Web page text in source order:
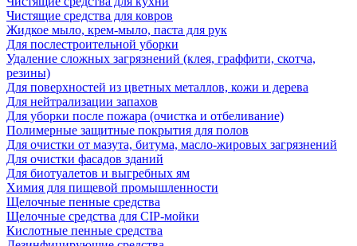
Чистящие средства для ковров
Жидкое мыло, крем-мыло, паста для рук
Для послестроительной уборки
Удаление сложных загрязнений (клея, граффити, скотча,
резины)
Для поверхностей из цветных металлов, кожи и дерева
Для нейтрализации запахов
Для уборки после пожара (очистка и отбеливание)
Полимерные защитные покрытия для полов
Для очистки от мазута, битума, масло-жировых загрязнений
Для очистки фасадов зданий
Для биотуалетов и выгребных ям
Химия для пищевой промышленности
Щелочные пенные средства
Щелочные средства для CIP-мойки
Кислотные пенные средства